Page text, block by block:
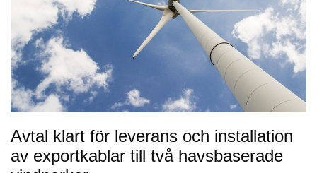
Avtal klart för leverans och installation
av exportkablar till två havsbaserade